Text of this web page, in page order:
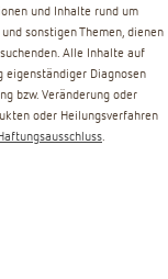
und Inhalte rund um
sonstigen Themen, dienen
Alle Inhalte auf
eigenständiger Diagnosen
bzw. Veränderung oder
oder Heilungsverfahren
.